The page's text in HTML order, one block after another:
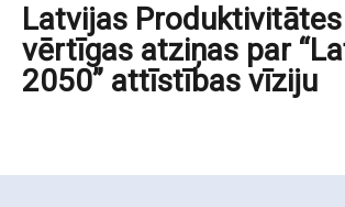
Latvijas
vērtīgas atziņas par
2050” attīstības vīziju